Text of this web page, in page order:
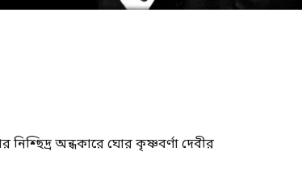
অন্ধকারে ঘোর কৃষ্ণবর্ণা দেবীর